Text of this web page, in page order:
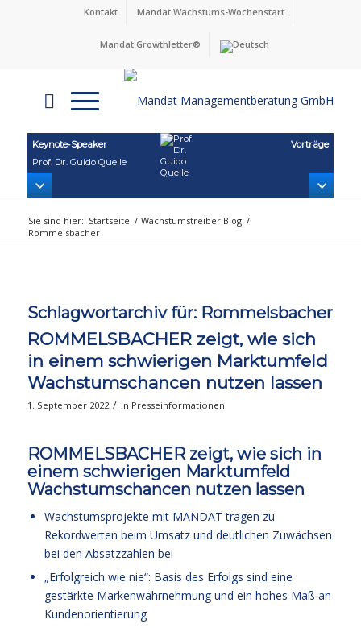
Kontakt Mandat Wachstums-Wochenstart
Mandat Growthletter®
Keynote‑Speaker
Prof. Dr. Guido Quelle
Vorträge
Sie sind hier: Startseite / Wachstumstreiber Blog /
Rommelsbacher
Schlagwortarchiv für: Rommelsbacher
ROMMELSBACHER zeigt, wie sich
in einem schwierigen Marktumfeld
Wachstumschancen nutzen lassen
1. September 2022 / in Presseinformationen
ROMMELSBACHER zeigt, wie sich in
einem schwierigen Marktumfeld
Wachstumschancen nutzen lassen
Wachstumsprojekte mit MANDAT tragen zu
Rekordwerten beim Umsatz und deutlichen Zuwächsen
bei den Absatzzahlen bei
„Erfolgreich wie nie“: Basis des Erfolgs sind eine
gestärkte Markenwahrnehmung und ein hohes Maß an
Kundenorientierung